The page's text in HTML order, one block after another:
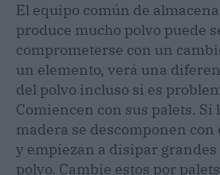
El equipo común de
produce mucho polvo puede
comprometerse con un
un elemento, verá una
del polvo incluso si es
Comiencen con sus palets. Si
madera se descomponen con
y empiezan a disipar
polvo. Cambie estos por